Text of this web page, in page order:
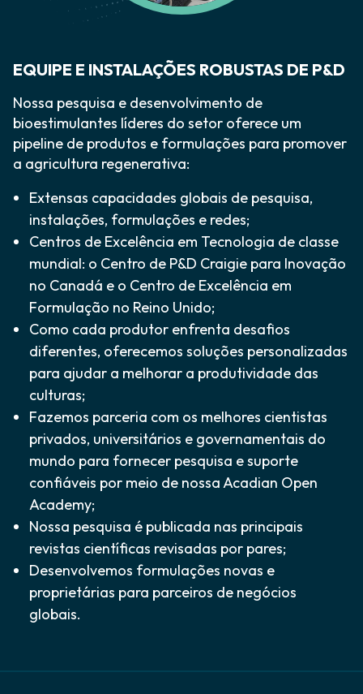
EQUIPE E INSTALAÇÕES ROBUSTAS DE P&D
Nossa pesquisa e desenvolvimento de
bioestimulantes líderes do setor oferece um
pipeline de produtos e formulações para promover
a agricultura regenerativa:
Extensas capacidades globais de pesquisa,
instalações, formulações e redes;
Centros de Excelência em Tecnologia de classe
mundial: o Centro de P&D Craigie para Inovação
no Canadá e o Centro de Excelência em
Formulação no Reino Unido;
Como cada produtor enfrenta desafios
diferentes, oferecemos soluções personalizadas
para ajudar a melhorar a produtividade das
culturas;
Fazemos parceria com os melhores cientistas
privados, universitários e governamentais do
mundo para fornecer pesquisa e suporte
confiáveis por meio de nossa Acadian Open
Academy;
Nossa pesquisa é publicada nas principais
revistas científicas revisadas por pares;
Desenvolvemos formulações novas e
proprietárias para parceiros de negócios
globais.